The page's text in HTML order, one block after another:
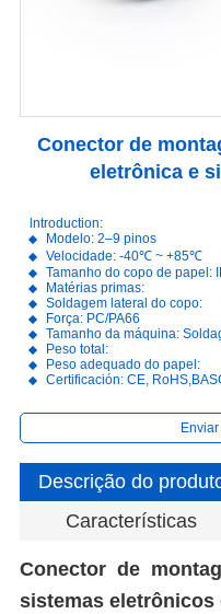
Conector de
eletrônica e
lntroduction:
Modelo: 2–9 pinos
Velocidade: -40℃ ~ +85℃
Tamanho do copo de papel:
Matérias primas:
Soldagem lateral do copo:
Força: PC/PA66
Tamanho da máquina:
Peso total:
Peso adequado do papel:
Certificación: CE,
Descrição do
Características
Conector de
sistemas eletrônicos